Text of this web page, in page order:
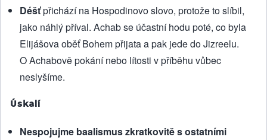
Déšťpřichází na Hospodinovo slovo, protože to slíbil,
jako náhlý příval. Achab se účastní hodu poté, co byla
Elijášova oběť Bohem přijata a pak jede do Jizreelu.
O Achabově pokání nebo lítosti v příběhu vůbec
neslyšíme.
Úskalí
Nespojujme baalismus zkratkovitě s ostatními